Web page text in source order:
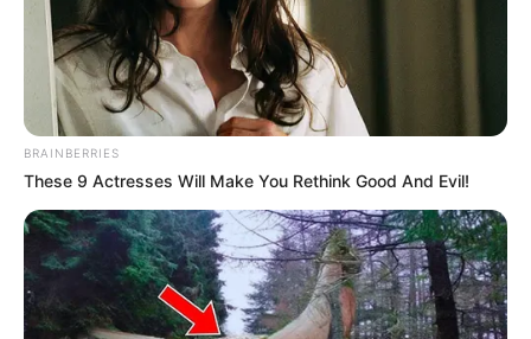
Mais Saúde com Agente: Lista do
RESULTADO FINAL das inscrições -
I.
BRAINBERRIES
These 9 Actresses Will Make You Rethink Good And Evil!